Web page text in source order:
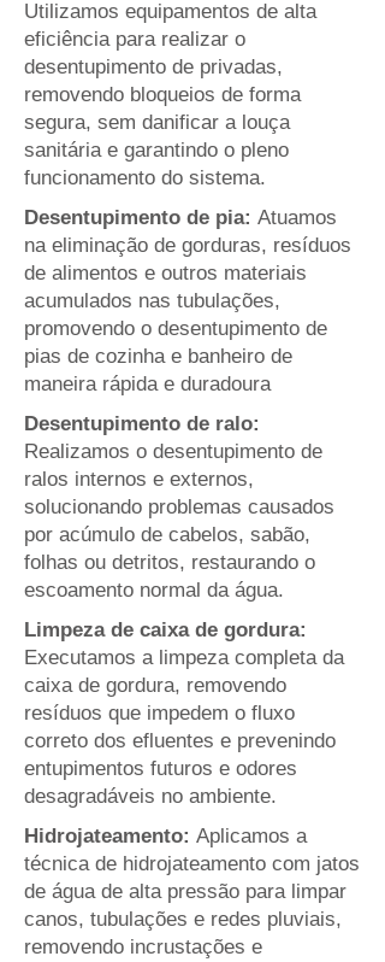
Utilizamos equipamentos de alta
eficiência para realizar o
desentupimento de privadas,
removendo bloqueios de forma
segura, sem danificar a louça
sanitária e garantindo o pleno
funcionamento do sistema.
Desentupimento de pia: Atuamos
na eliminação de gorduras, resíduos
de alimentos e outros materiais
acumulados nas tubulações,
promovendo o desentupimento de
pias de cozinha e banheiro de
maneira rápida e duradoura
Desentupimento de ralo:
Realizamos o desentupimento de
ralos internos e externos,
solucionando problemas causados
por acúmulo de cabelos, sabão,
folhas ou detritos, restaurando o
escoamento normal da água.
Limpeza de caixa de gordura:
Executamos a limpeza completa da
caixa de gordura, removendo
resíduos que impedem o fluxo
correto dos efluentes e prevenindo
entupimentos futuros e odores
desagradáveis no ambiente.
Hidrojateamento: Aplicamos a
técnica de hidrojateamento com jatos
de água de alta pressão para limpar
canos, tubulações e redes pluviais,
removendo incrustações e